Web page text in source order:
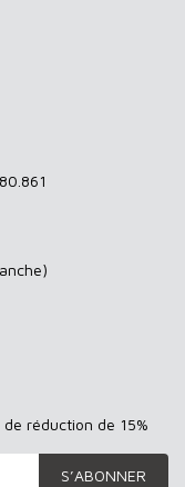
réduction de 15%
S’ABONNER